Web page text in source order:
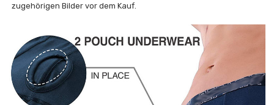
zugehörigen Bilder vor dem Kauf.